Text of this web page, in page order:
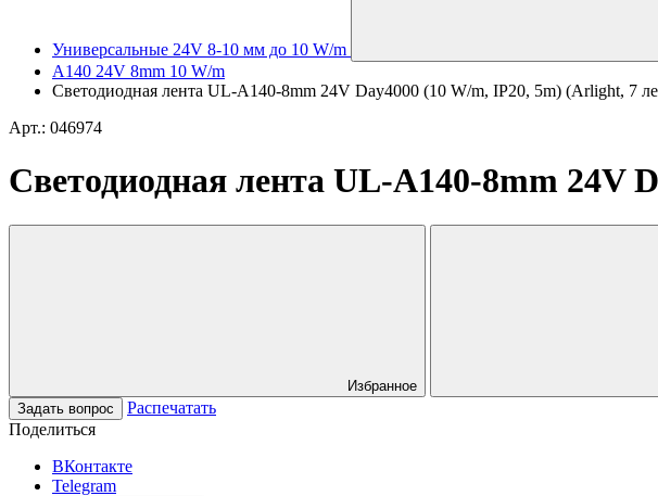
Универсальные 24V 8-10 мм до 10 W/m
A140 24V 8mm 10 W/m
Светодиодная лента UL-A140-8mm 24V Day4000 (10 W/m, IP20, 5m) (Arlight, 7
Арт.: 046974
Светодиодная лента UL-A140-8mm 24V
Избранное
Задать вопрос
Распечатать
Поделиться
ВКонтакте
Telegram